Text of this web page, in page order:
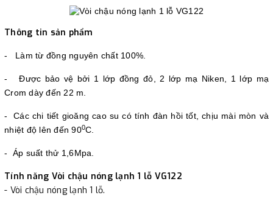
3. Chuyển khoản qua ngân hàng
- Nếu địa điểm giao hàng khác với địa điểm thanh toán
Chúng tôi sẽ thu tiền trước 100% giá trị hàng + phí vận
chuyển theo cước phí tính trong chính sách vận chuyển
bằng phương thức chuyển khoản trước khi giao hàng.
- Sau khi có thông tin xác thực đã chuyển tiền của quý
khách, chúng tôi sẽ thực hiện đơn hàng theo yêu cầu.
Thông tin sản phẩm
- Làm từ đồng nguyên chất 100%.
- Được bảo vệ bởi 1 lớp đồng đỏ, 2 lớp mạ Niken, 1 lớp mạ
Crom dày đến 22 m.
- Các chi tiết gioăng cao su có tính đàn hồi tốt, chịu mài mòn và
nhiệt độ lên đến 900C.
- Áp suất thử 1,6Mpa.
Tính năng Vòi chậu nóng lạnh 1 lỗ VG122
- Vòi chậu nóng lạnh 1 lỗ.